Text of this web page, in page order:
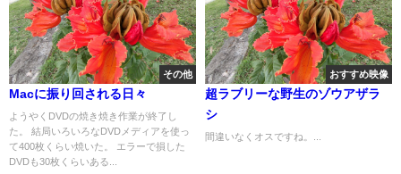
その他
Macに振り回される日々
ようやくDVDの焼き焼き作業が終了し
た。 結局いろいろなDVDメディアを使っ
て400枚くらい焼いた。 エラーで損した
DVDも30枚くらいある...
おすすめ映像
超ラブリーな野生のゾウアザラ
シ
間違いなくオスですね。...